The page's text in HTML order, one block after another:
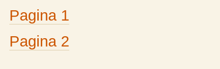
Pagina 1
Pagina 2